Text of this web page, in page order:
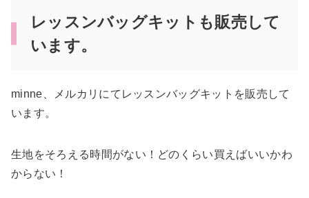
レッスンバッグキットも販売して
います。
minne、メルカリにてレッスンバッグキットを販売して
います。
生地をそろえる時間がない！どのくらい買えばいいかわ
からない！